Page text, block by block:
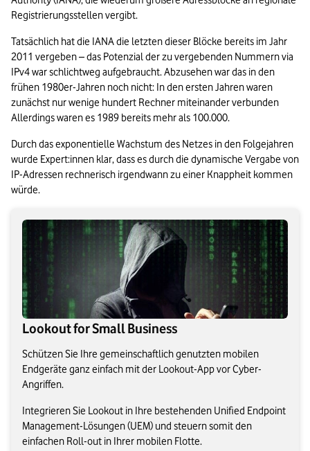
Registrierungsstellen vergibt.
Tatsächlich hat die IANA die letzten dieser Blöcke bereits im Jahr
2011 vergeben – das Potenzial der zu vergebenden Nummern via
IPv4 war schlichtweg aufgebraucht. Abzusehen war das in den
frühen 1980er-Jahren noch nicht: In den ersten Jahren waren
zunächst nur wenige hundert Rechner miteinander verbunden
Allerdings waren es 1989 bereits mehr als 100.000.
Durch das exponentielle Wachstum des Netzes in den Folgejahren
wurde Expert:innen klar, dass es durch die dynamische Vergabe von
IP-Adressen rechnerisch irgendwann zu einer Knappheit kommen
würde.
Lookout for Small Business
Schützen Sie Ihre gemeinschaftlich genutzten mobilen
Endgeräte ganz einfach mit der Lookout-App vor Cyber-
Angriffen.
Integrieren Sie Lookout in Ihre bestehenden Unified Endpoint
Management-Lösungen (UEM) und steuern somit den
einfachen Roll-out in Ihrer mobilen Flotte.